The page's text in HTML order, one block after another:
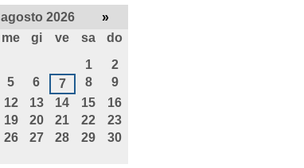
agosto 2026 »
me gi ve sa
do
1
2
5 6 7 8
9
12 13 14 15
16
19 20 21 22
23
26 27 28 29
30